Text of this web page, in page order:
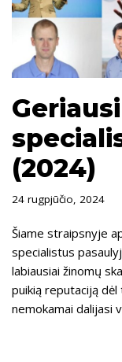
(2024)
24 rugpjūčio, 2024
Šiame straipsnyje
specialistus
labiausiai žinomų
puikią reputaciją
nemokamai dalijasi